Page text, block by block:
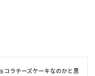
コラチーズケーキなのかと思